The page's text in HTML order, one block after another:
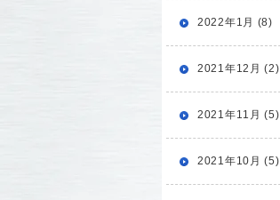
2022年1月 (8)
2021年12月 (2)
2021年11月 (5)
2021年10月 (5)